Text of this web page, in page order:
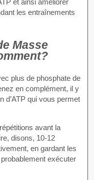
les entraînements
Masse
plus de phosphate de
en complément, il y
d’ATP qui vous permet
avant la
disons, 10-12
en gardant les
exécuter